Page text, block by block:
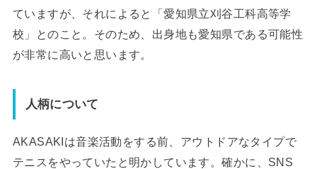
ていますが、それによると「愛知県立刈谷工科高等学
校」とのこと。そのため、出身地も愛知県である可能性
が非常に高いと思います。
人柄について
AKASAKIは音楽活動をする前、アウトドアなタイプで
テニスをやっていたと明かしています。確かに、SNS